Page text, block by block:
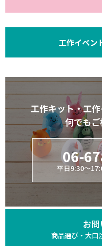
工作イベン
工作キット・工
何でも
06-
平日9:30～
お
商品選び・大口